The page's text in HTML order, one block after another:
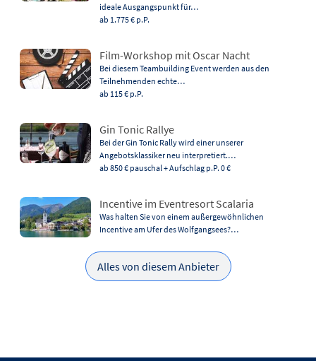
ideale Ausgangspunkt für…
ab 1.775 € p.P.
Film-Workshop mit Oscar Nacht
Bei diesem Teambuilding Event werden aus den
Teilnehmenden echte…
ab 115 € p.P.
Gin Tonic Rallye
Bei der Gin Tonic Rally wird einer unserer
Angebotsklassiker neu interpretiert.…
ab 850 € pauschal + Aufschlag p.P. 0 €
Incentive im Eventresort Scalaria
Was halten Sie von einem außergewöhnlichen
Incentive am Ufer des Wolfgangsees?…
Alles von diesem Anbieter